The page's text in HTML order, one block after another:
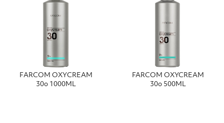
FΑRCΟΜ ΟΧΥCRΕΑΜ
30ο 1000ΜL
FARCOM OXYCREAM
30ο 500ML